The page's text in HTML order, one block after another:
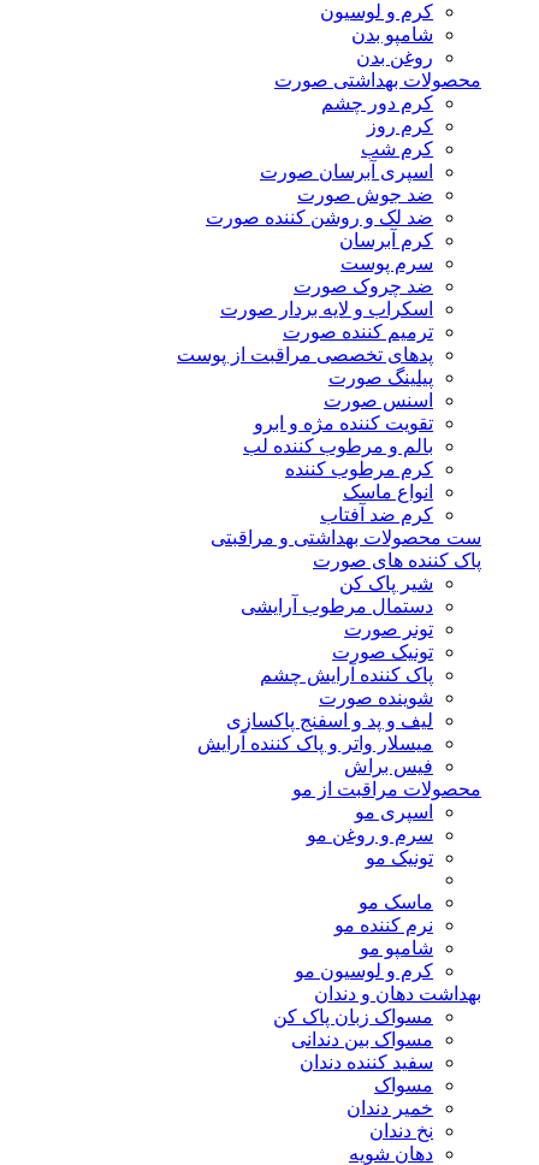
کرم و لوسیون
شامپو بدن
روغن بدن
محصولات بهداشتی صورت
کرم دور چشم
کرم روز
کرم شب
اسپری آبرسان صورت
ضد جوش صورت
ضد لک و روشن کننده صورت
کرم آبرسان
سرم پوست
ضد چروک صورت
اسکراب و لایه بردار صورت
ترمیم کننده صورت
پدهای تخصصی مراقبت از پوست
پیلینگ صورت
اسنس صورت
تقویت کننده مژه و ابرو
بالم و مرطوب کننده لب
کرم مرطوب کننده
انواع ماسک
کرم ضد آفتاب
ست محصولات بهداشتی و مراقبتی
پاک کننده های صورت
شیر پاک کن
دستمال مرطوب آرایشی
تونر صورت
تونیک صورت
پاک کننده آرایش چشم
شوینده صورت
لیف و پد و اسفنج پاکسازی
میسلار واتر و پاک کننده آرایش
فیس براش
محصولات مراقبت از مو
اسپری مو
سرم و روغن مو
تونیک مو
ماسک مو
نرم کننده مو
شامپو مو
کرم و لوسیون مو
بهداشت دهان و دندان
مسواک زبان پاک کن
مسواک بین دندانی
سفید کننده دندان
مسواک
خمیر دندان
نخ دندان
دهان شویه